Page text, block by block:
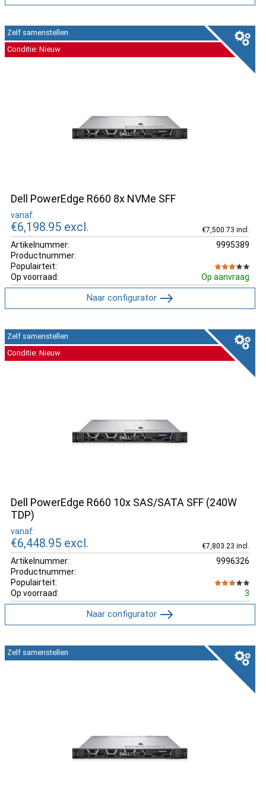
Dell PowerEdge R660 8x NVMe SFF
vanaf:
€6,198.95 excl. €7,500.73 incl.
Artikelnummer:
9995389
Productnummer:
Populairteit:
Op voorraad:
Op aanvraag
Zelf samenstellen
Conditie: Nieuw
Naar configurator
Dell PowerEdge R660 10x SAS/SATA SFF (240W
TDP)
vanaf:
€6,448.95 excl. €7,803.23 incl.
Artikelnummer:
9996326
Productnummer:
Populairteit:
Op voorraad:
3
Zelf samenstellen
Conditie: Nieuw
Naar configurator
Zelf samenstellen